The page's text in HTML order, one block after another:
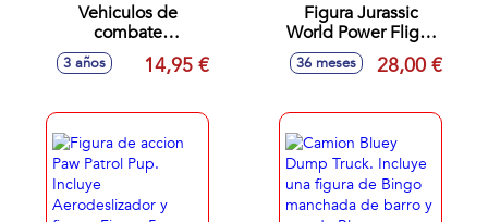
Vehiculos de
combate
Superthings
Kazoom Power
Kazoom o Multi,
incluye 1 vehiculo,
1 kazoom kid y 2
accesorios -
Modelos surtidos
3 años 14,95 €
Figura Jurassic
World Power Flight
Dinosaur
Pteranadon 60 Cm.
Con Bateria
36 meses 28,00 €